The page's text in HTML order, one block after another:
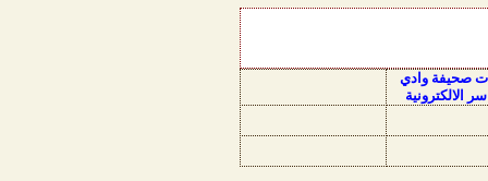
صحيفة وادي
الالكترونية